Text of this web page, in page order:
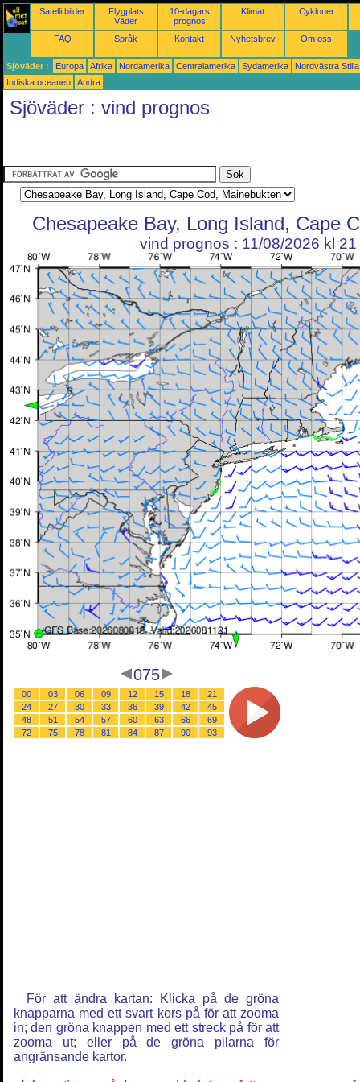
Satellitbilder
Flygplats
Väder
10-dagars
prognos
Klimat Cykloner
FAQ Språk Kontakt Nyhetsbrev Om oss
Sjöväder : Europa Afrika Nordamerika Centralamerika Sydamerika
Nordvästra
Indiska oceanen
Andra
Sjöväder : vind prognos
Chesapeake Bay, Long Island, Cape
vind prognos : 11/08/2026 kl 21
075
00 03 06 09 12 15 18
21
24
27 30 33 36 39 42
45
48
51 54 57 60 63 66
69
72
75 78 81 84 87 90 93
För att ändra kartan: Klicka på de gröna
knapparna med ett svart kors på för att zooma
in; den gröna knappen med ett streck på för att
zooma ut; eller på de gröna pilarna för
angränsande kartor.